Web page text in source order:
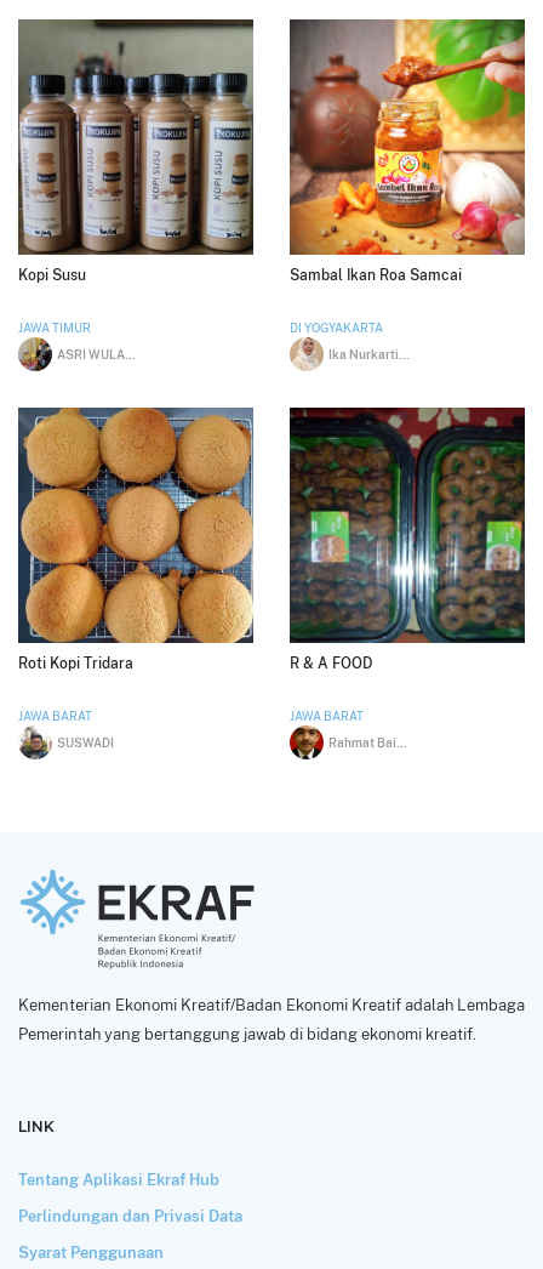
Kopi Susu
JAWA TIMUR
Sambal Ikan Roa Samcai
DI YOGYAKARTA
Roti Kopi Tridara
JAWA BARAT
SUSWADI
R & A FOOD
JAWA BARAT
Kementerian Ekonomi Kreatif/Badan Ekonomi Kreatif adalah Lembaga
Pemerintah yang bertanggung jawab di bidang ekonomi kreatif.
LINK
Tentang Aplikasi Ekraf Hub
Perlindungan dan Privasi Data
Syarat Penggunaan